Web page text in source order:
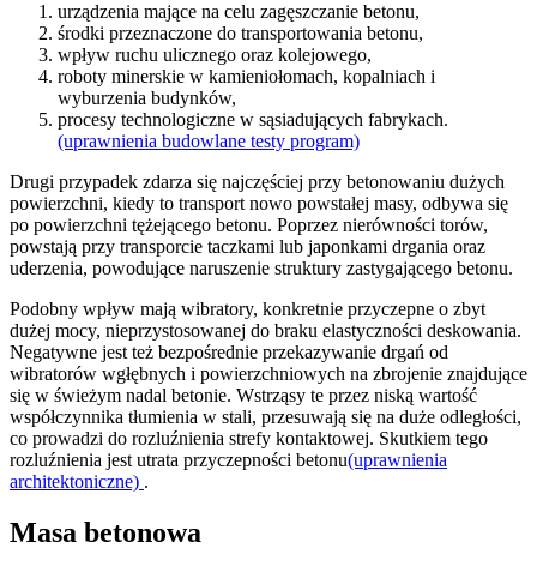
urządzenia mające na celu zagęszczanie betonu,
środki przeznaczone do transportowania betonu,
wpływ ruchu ulicznego oraz kolejowego,
roboty minerskie w kamieniołomach, kopalniach i
wyburzenia budynków,
procesy technologiczne w sąsiadujących fabrykach.
(uprawnienia budowlane testy program)
Drugi przypadek zdarza się najczęściej przy betonowaniu dużych
powierzchni, kiedy to transport nowo powstałej masy, odbywa się
po powierzchni tężejącego betonu. Poprzez nierówności torów,
powstają przy transporcie taczkami lub japonkami drgania oraz
uderzenia, powodujące naruszenie struktury zastygającego betonu.
Podobny wpływ mają wibratory, konkretnie przyczepne o zbyt
dużej mocy, nieprzystosowanej do braku elastyczności deskowania.
Negatywne jest też bezpośrednie przekazywanie drgań od
wibratorów wgłębnych i powierzchniowych na zbrojenie znajdujące
się w świeżym nadal betonie. Wstrząsy te przez niską wartość
współczynnika tłumienia w stali, przesuwają się na duże odległości,
co prowadzi do rozluźnienia strefy kontaktowej. Skutkiem tego
rozluźnienia jest utrata przyczepności betonu(uprawnienia
architektoniczne) .
Masa betonowa